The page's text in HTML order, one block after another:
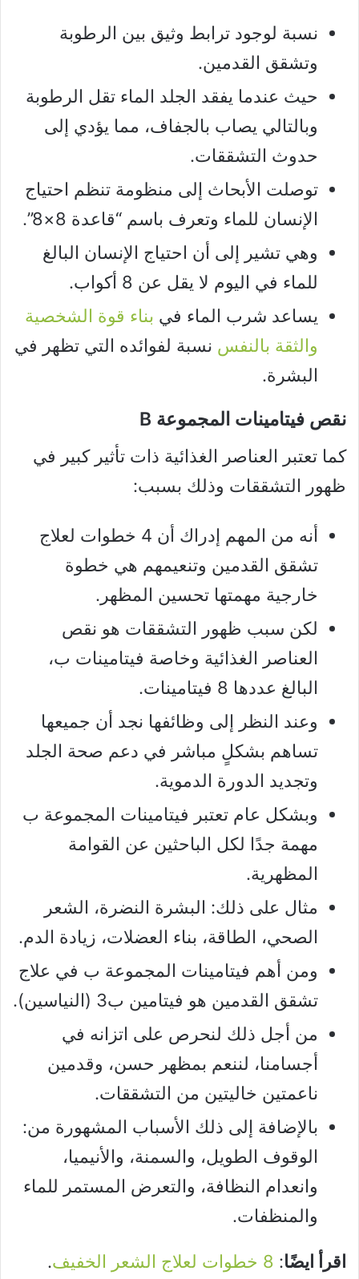
نسبة لوجود ترابط وثيق بين الرطوبة
وتشقق القدمين.
حيث عندما يفقد الجلد الماء تقل الرطوبة
وبالتالي يصاب بالجفاف، مما يؤدي إلى
حدوث التشققات.
توصلت الأبحاث إلى منظومة تنظم احتياج
الإنسان للماء وتعرف باسم “قاعدة 8×8”.
وهي تشير إلى أن احتياج الإنسان البالغ
للماء في اليوم لا يقل عن 8 أكواب.
يساعد شرب الماء في بناء قوة الشخصية
والثقة بالنفس نسبة لفوائده التي تظهر في
البشرة.
نقص فيتامينات المجموعة B
كما تعتبر العناصر الغذائية ذات تأثير كبير في
ظهور التشققات وذلك بسبب:
أنه من المهم إدراك أن 4 خطوات لعلاج
تشقق القدمين وتنعيمهم هي خطوة
خارجية مهمتها تحسين المظهر.
لكن سبب ظهور التشققات هو نقص
العناصر الغذائية وخاصة فيتامينات ب،
البالغ عددها 8 فيتامينات.
وعند النظر إلى وظائفها نجد أن جميعها
تساهم بشكلٍ مباشر في دعم صحة الجلد
وتجديد الدورة الدموية.
وبشكل عام تعتبر فيتامينات المجموعة ب
مهمة جدًا لكل الباحثين عن القوامة
المظهرية.
مثال على ذلك: البشرة النضرة، الشعر
الصحي، الطاقة، بناء العضلات، زيادة الدم.
ومن أهم فيتامينات المجموعة ب في علاج
تشقق القدمين هو فيتامين ب3 (النياسين).
من أجل ذلك لنحرص على اتزانه في
أجسامنا، لننعم بمظهر حسن، وقدمين
ناعمتين خاليتين من التشققات.
بالإضافة إلى ذلك الأسباب المشهورة من:
الوقوف الطويل، والسمنة، والأنيميا،
وانعدام النظافة، والتعرض المستمر للماء
والمنظفات.
اقرأ ايضًا: 8 خطوات لعلاج الشعر الخفيف .